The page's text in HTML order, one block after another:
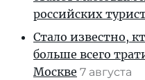
российских
Стало известно,
больше всего
Москве 7 августа